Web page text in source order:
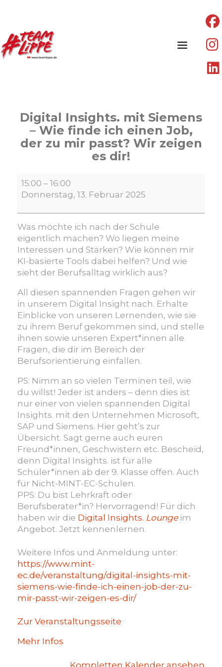
Digital Insights. mit Siemens
– Wie finde ich einen Job,
der zu mir passt? Wir zeigen
es dir!
Digital
Insights.
Siemens
–
Wie
finde
ich
einen
der
zu
mir
passt?
Wir
zeigen
es
15:00 – 16:00
Donnerstag, 13. Februar 2025
Was möchte ich nach der Schule
eigentlich machen? Wo liegen meine
Interessen und Stärken? Wie können mir
KI-basierte Tools dabei helfen? Und wie
sieht der Berufsalltag wirklich aus?
All diesen spannenden Fragen gehen wir
in unserem Digital Insight nach. Erhalte
Einblicke von unseren Lernenden, wie sie
zu ihrem Beruf gekommen sind, und stelle
ihnen sowie unseren Expert*innen alle
Fragen, die dir im Bereich der
Berufsorientierung einfallen.
PS: Nimm an so vielen Terminen teil, wie
du willst! Jeder ist anders – denn dies ist
nur einer von vielen spannenden Digital
Insights. mit den Unternehmen Microsoft,
SAP und Siemens. Hier geht’s zur
Übersicht. Sagt gerne auch euren
Freund*innen, Geschwistern etc. Bescheid,
denn Digital Insights. ist für alle
Schüler*innen ab der 9. Klasse offen. Auch
für Nicht-MINT-EC-Schulen.
PPS: Du bist Lehrkraft oder
Berufsberater*in? Hervorragend! Für dich
haben wir die Digital Insights. Lounge im
Angebot. Jetzt kennenlernen.
Weitere Infos und Anmeldung unter:
https://www.mint-
ec.de/veranstaltung/digital-insights-mit-
siemens-wie-finde-ich-einen-job-der-zu-
mir-passt-wir-zeigen-es-dir/
Zur Veranstaltungsseite
Mehr Infos